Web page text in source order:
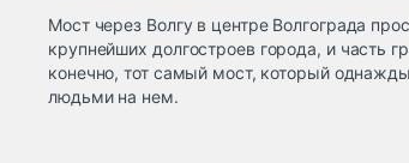
Мост через Волгу в центре Волгограда
крупнейших долгостроев города, и часть
конечно, тот самый мост, который
людьми на нем.